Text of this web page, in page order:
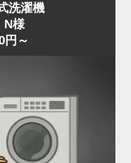
洗濯機
様
円～